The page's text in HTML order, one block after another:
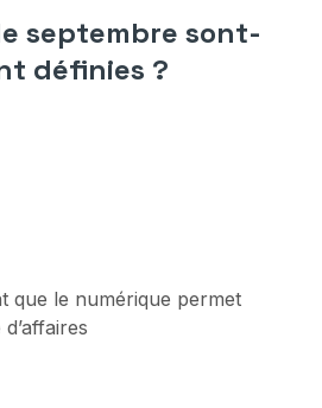
septembre sont-
définies ?
que le numérique permet